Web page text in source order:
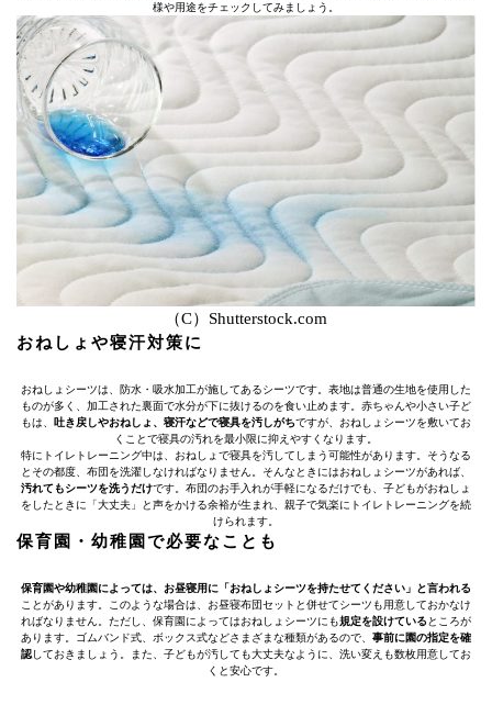
様や用途をチェックしてみましょう。
（C）Shutterstock.com
おねしょや寝汗対策に
おねしょシーツは、防水・吸水加工が施してあるシーツです。表地は普通の生地を使用した
ものが多く、加工された裏面で水分が下に抜けるのを食い止めます。赤ちゃんや小さい子ど
もは、 吐き戻しやおねしょ、寝汗などで寝具を汚しがちですが、おねしょシーツを敷いてお
くことで寝具の汚れを最小限に抑えやすくなります。
特にトイレトレーニング中は、おねしょで寝具を汚してしまう可能性があります。そうなる
とその都度、布団を洗濯しなければなりません。そんなときにはおねしょシーツがあれば、
汚れてもシーツを洗うだけです。布団のお手入れが手軽になるだけでも、子どもがおねしょ
をしたときに「大丈夫」と声をかける余裕が生まれ、親子で気楽にトイレトレーニングを続
けられます。
保育園・幼稚園で必要なことも
保育園や幼稚園によっては、お昼寝用に「おねしょシーツを持たせてください」と言われる
ことがあります。このような場合は、お昼寝布団セットと併せてシーツも用意しておかなけ
ればなりません。ただし、保育園によってはおねしょシーツにも規定を設けている ところが
あります。ゴムバンド式、ボックス式などさまざまな種類があるので、 事前に園の指定を確
認しておきましょう。また、子どもが汚しても大丈夫なように、洗い変えも数枚用意してお
くと安心です。